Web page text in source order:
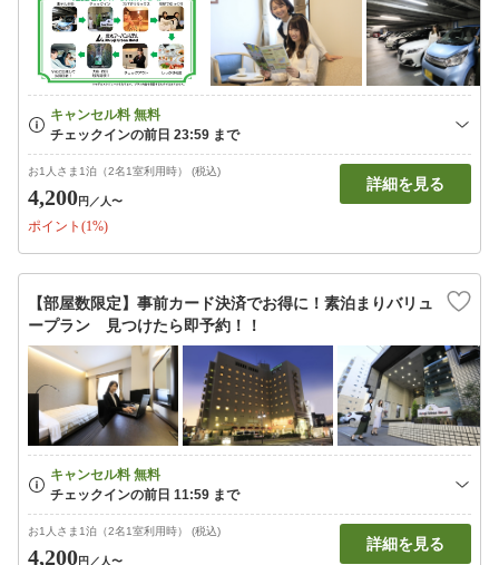
お1人さま1泊（2名1室利用時） (税込)
4,200円 ／人〜
ポイント(1%)
詳細を見る
【部屋数限定】事前カード決済でお得に！素泊まりバリュ
ープラン 見つけたら即予約！！
お1人さま1泊（2名1室利用時） (税込)
4,200円 ／人〜
詳細を見る